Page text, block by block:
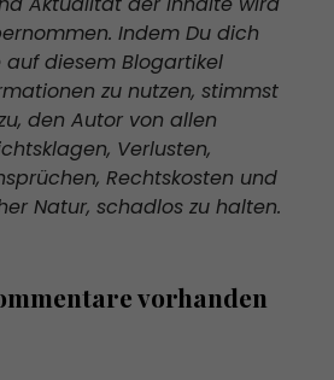
Indem Du dich
diesem Blogartikel
zu nutzen, stimmst
den Autor von allen
Verlusten,
Rechtskosten und
Natur, schadlos zu halten.
vorhanden